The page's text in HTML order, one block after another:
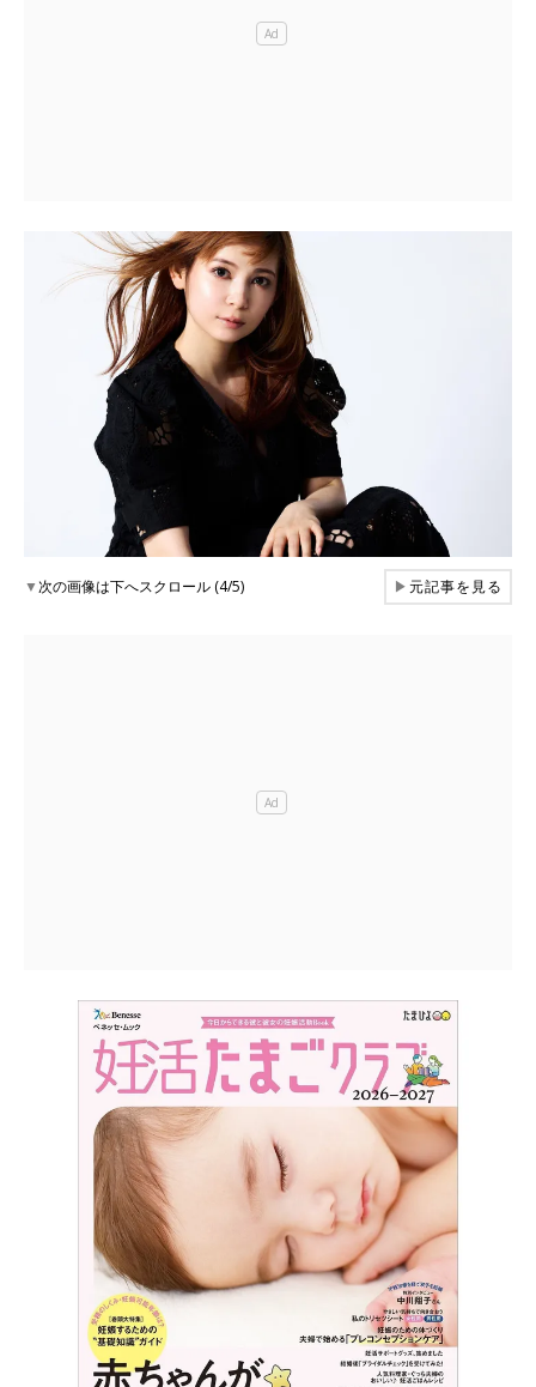
▼次の画像は下へスクロール (4/5) ▶元記事を見る